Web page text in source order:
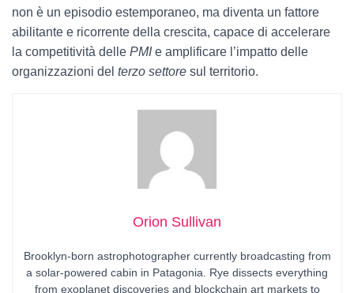
non è un episodio estemporaneo, ma diventa un fattore
abilitante e ricorrente della crescita, capace di accelerare
la competitività delle PMIe amplificare l’impatto delle
organizzazioni del terzo settore sul territorio.
Orion Sullivan
Brooklyn-born astrophotographer currently broadcasting from
a solar-powered cabin in Patagonia. Rye dissects everything
from exoplanet discoveries and blockchain art markets to